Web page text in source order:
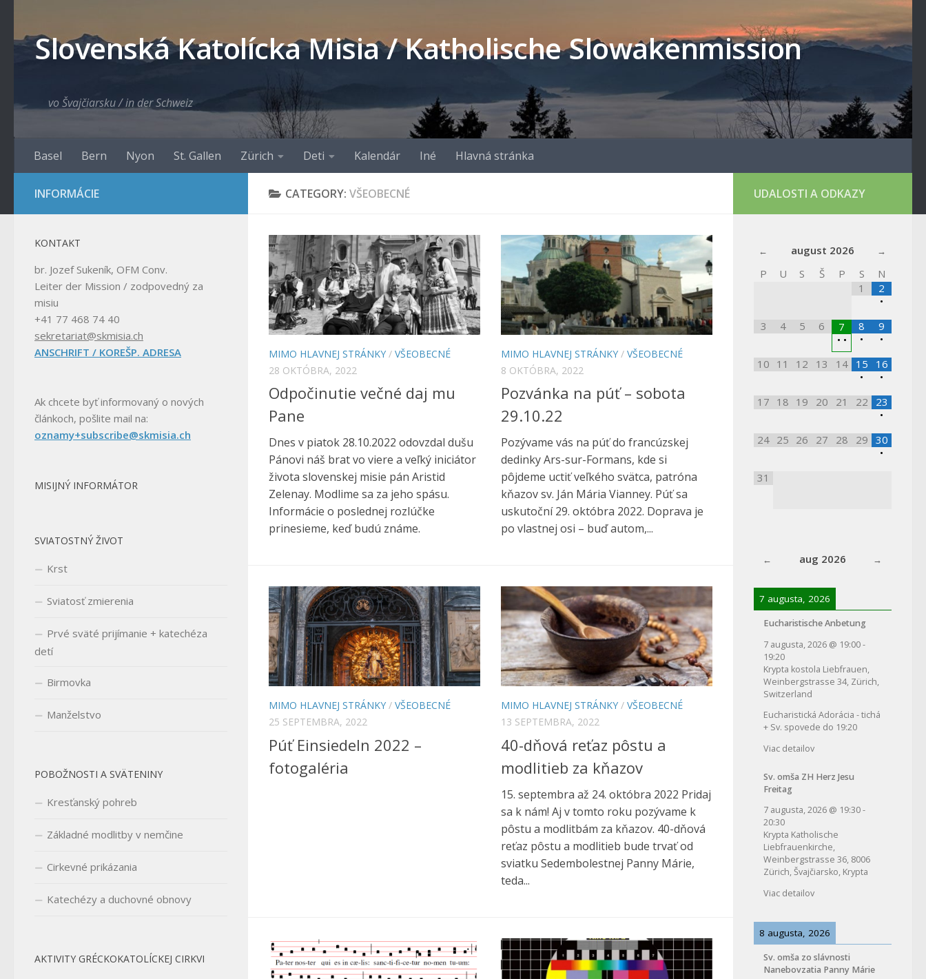
Slovenská Katolícka Misia / Katholische Slowakenmission
vo Švajčiarsku / in der Schweiz
Basel Bern Nyon St. Gallen Zürich Deti Kalendár Iné Hlavná stránka
CATEGORY: VŠEOBECNÉ
MIMO HLAVNEJ STRÁNKY / VŠEOBECNÉ
28 OKTÓBRA, 2022
Odpočinutie večné daj mu
Pane
Dnes v piatok 28.10.2022 odovzdal dušu
Pánovi náš brat vo viere a veľký iniciátor
života slovenskej misie pán Aristid
Zelenay. Modlime sa za jeho spásu.
Informácie o poslednej rozlúčke
prinesieme, keď budú známe.
MIMO HLAVNEJ STRÁNKY / VŠEOBECNÉ
8 OKTÓBRA, 2022
Pozvánka na púť – sobota
29.10.22
Pozývame vás na púť do francúzskej
dedinky Ars-sur-Formans, kde si
pôjdeme uctiť veľkého svätca, patróna
kňazov sv. Ján Mária Vianney. Púť sa
uskutoční 29. októbra 2022. Doprava je
po vlastnej osi – buď autom,...
MIMO HLAVNEJ STRÁNKY / VŠEOBECNÉ
25 SEPTEMBRA, 2022
Púť Einsiedeln 2022 –
fotogaléria
MIMO HLAVNEJ STRÁNKY / VŠEOBECNÉ
13 SEPTEMBRA, 2022
40-dňová reťaz pôstu a
modlitieb za kňazov
15. septembra až 24. októbra 2022 Pridaj
sa k nám! Aj v tomto roku pozývame k
pôstu a modlitbám za kňazov. 40-dňová
reťaz pôstu a modlitieb bude trvať od
sviatku Sedembolestnej Panny Márie,
teda...
INFORMÁCIE
KONTAKT
br. Jozef Sukeník, OFM Conv.
Leiter der Mission / zodpovedný za
misiu
+41 77 468 74 40
sekretariat@skmisia.ch
ANSCHRIFT / KOREŠP. ADRESA
Ak chcete byť informovaný o nových
článkoch, pošlite mail na:
oznamy+subscribe@skmisia.ch
MISIJNÝ INFORMÁTOR
SVIATOSTNÝ ŽIVOT
Krst
Sviatosť zmierenia
Prvé sväté prijímanie + katechéza
detí
Birmovka
Manželstvo
POBOŽNOSTI A SVÄTENINY
Kresťanský pohreb
Základné modlitby v nemčine
Cirkevné prikázania
Katechézy a duchovné obnovy
AKTIVITY GRÉCKOKATOLÍCKEJ CIRKVI
UDALOSTI A ODKAZY
august 2026
P
U S Š P S
N
1
2
•
3
4 5 6
7
• •
8
•
9
•
10 11 12 13 14
15
•
16
•
17 18 19 20 21 22
23
•
24 25 26 27 28 29 30
•
31
aug 2026
7 augusta, 2026
Eucharistische Anbetung
7 augusta, 2026 @ 19:00-
19:20
Krypta kostola Liebfrauen,
Weinbergstrasse 34, Zürich,
Switzerland
Eucharistická Adorácia - tichá
+ Sv. spovede do 19:20
Viac detailov
Sv. omša ZH Herz Jesu
Freitag
7 augusta, 2026 @ 19:30-
20:30
Krypta Katholische
Liebfrauenkirche,
Weinbergstrasse 36, 8006
Zürich, Švajčiarsko, Krypta
Viac detailov
8 augusta, 2026
Sv. omša zo slávnosti
Nanebovzatia Panny Márie